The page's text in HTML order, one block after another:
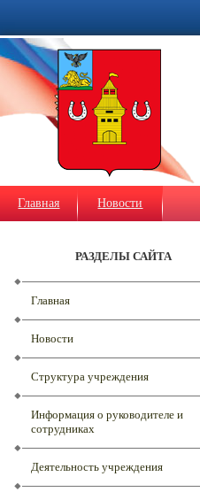
Главная Новости
РАЗДЕЛЫ САЙТА
Главная
Новости
Структура учреждения
Информация о руководителе и
сотрудниках
Деятельность учреждения